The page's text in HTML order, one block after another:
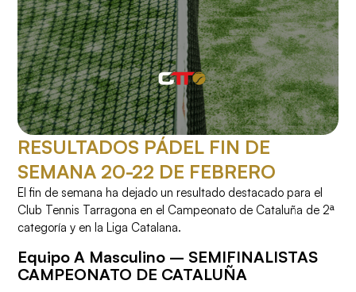
RESULTADOS PÁDEL FIN DE
SEMANA 20-22 DE FEBRERO
El fin de semana ha dejado un resultado destacado para el
Club Tennis Tarragona en el Campeonato de Cataluña de 2ª
categoría y en la Liga Catalana.
Equipo A Masculino – SEMIFINALISTAS
CAMPEONATO DE CATALUÑA